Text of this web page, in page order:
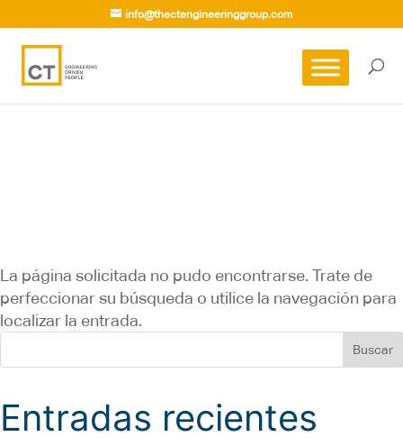
info@thectengineeringgroup.com
La página solicitada no pudo encontrarse. Trate de
perfeccionar su búsqueda o utilice la navegación para
localizar la entrada.
Buscar
Entradas recientes